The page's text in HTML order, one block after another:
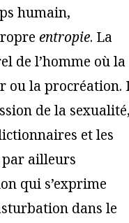
humain,
entropie. La
de l’homme où la
ou la procréation.
de la sexualité,
et les
par ailleurs
qui s’exprime
dans le